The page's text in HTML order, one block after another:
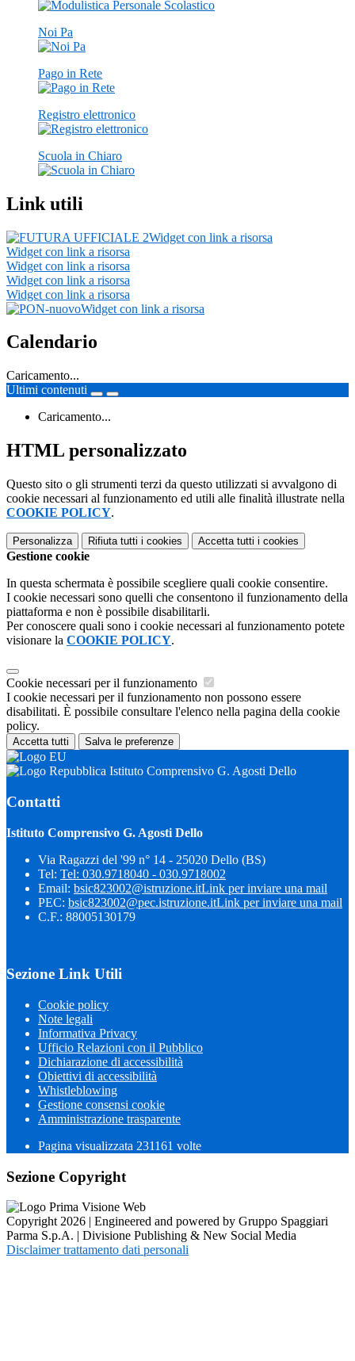
Noi Pa
Pago in Rete
Registro elettronico
Scuola in Chiaro
Link utili
Widget con link a risorsa
Widget con link a risorsa
Widget con link a risorsa
Widget con link a risorsa
Widget con link a risorsa
Widget con link a risorsa
Calendario
Caricamento...
Ultimi contenuti
Caricamento...
HTML personalizzato
Questo sito o gli strumenti terzi da questo utilizzati si avvalgono di
cookie necessari al funzionamento ed utili alle finalità illustrate nella
COOKIE POLICY.
Personalizza Rifiuta tutti i cookies Accetta tutti i cookies
Gestione cookie
In questa schermata è possibile scegliere quali cookie consentire.
I cookie necessari sono quelli che consentono il funzionamento della
piattaforma e non è possibile disabilitarli.
Per conoscere quali sono i cookie necessari al funzionamento potete
visionare la COOKIE POLICY.
Cookie necessari per il funzionamento
I cookie necessari per il funzionamento non possono essere
disabilitati. È possibile consultare l'elenco nella pagina della cookie
policy.
Accetta tutti Salva le preferenze
Istituto Comprensivo G. Agosti Dello
Contatti
Istituto Comprensivo G. Agosti Dello
Via Ragazzi del '99 n° 14 - 25020 Dello (BS)
Tel: Tel: 030.9718040 - 030.9718002
Email: bsic823002@istruzione.itLink per inviare una mail
PEC: bsic823002@pec.istruzione.itLink per inviare una mail
C.F.: 88005130179
Sezione Link Utili
Cookie policy
Note legali
Informativa Privacy
Ufficio Relazioni con il Pubblico
Dichiarazione di accessibilità
Obiettivi di accessibilità
Whistleblowing
Gestione consensi cookie
Amministrazione trasparente
Pagina visualizzata 231161 volte
Sezione Copyright
Copyright 2026 | Engineered and powered by Gruppo Spaggiari
Parma S.p.A. | Divisione Publishing & New Social Media
Disclaimer trattamento dati personali